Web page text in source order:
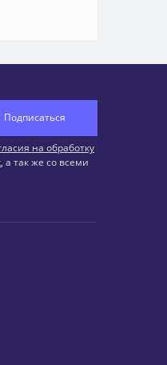
Подписаться
на обработку
, а так же со всеми